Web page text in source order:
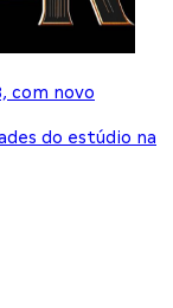
com novo
do estúdio na